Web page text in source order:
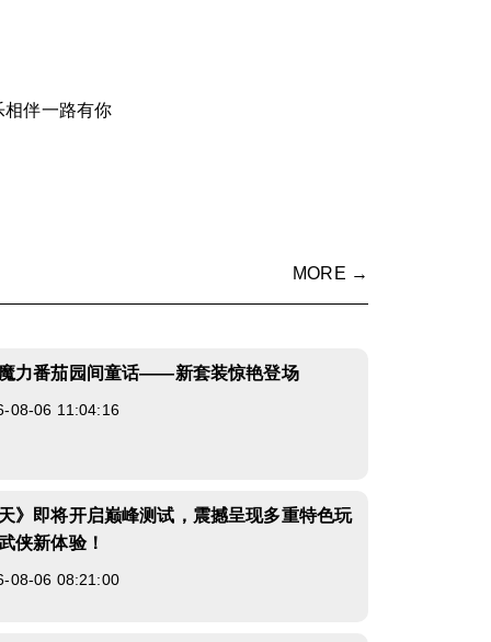
相伴一路有你
MORE →
魔力番茄园间童话——新套装惊艳登场
08-06 11:04:16
》即将开启巅峰测试，震撼呈现多重特色玩
侠新体验！
08-06 08:21:00